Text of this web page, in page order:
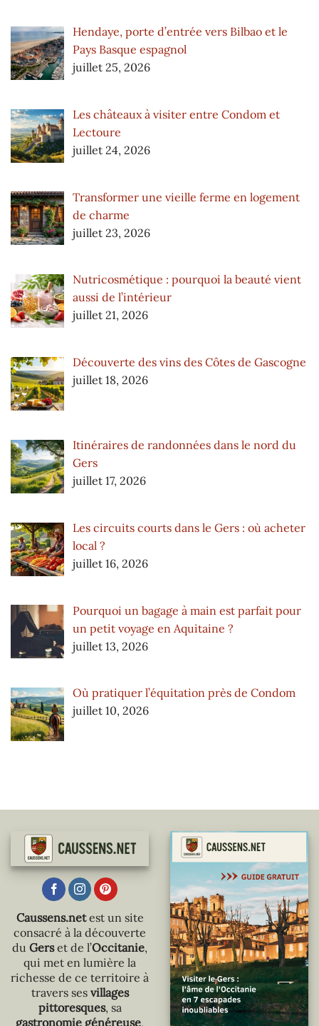
Hendaye, porte d’entrée vers Bilbao et le
Pays Basque espagnol
juillet 25, 2026
Les châteaux à visiter entre Condom et
Lectoure
juillet 24, 2026
Transformer une vieille ferme en logement
de charme
juillet 23, 2026
Nutricosmétique : pourquoi la beauté vient
aussi de l’intérieur
juillet 21, 2026
Découverte des vins des Côtes de Gascogne
juillet 18, 2026
Itinéraires de randonnées dans le nord du
Gers
juillet 17, 2026
Les circuits courts dans le Gers : où acheter
local ?
juillet 16, 2026
Pourquoi un bagage à main est parfait pour
un petit voyage en Aquitaine ?
juillet 13, 2026
Où pratiquer l’équitation près de Condom
juillet 10, 2026
Caussens.netest un site
consacré à la découverte
du Gerset de l’Occitanie,
qui met en lumière la
richesse de ce territoire à
travers ses villages
pittoresques, sa
gastronomie généreuse,